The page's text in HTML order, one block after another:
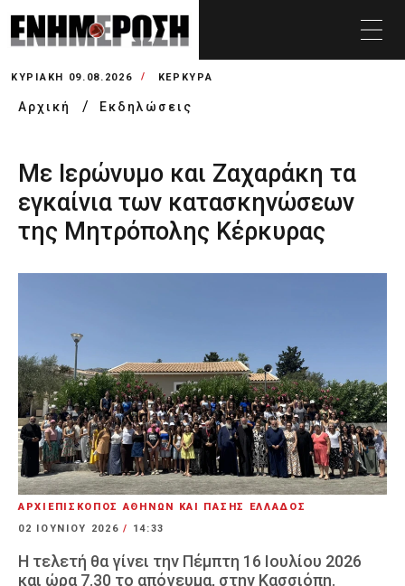
ΚΥΡΙΑΚΉ 09.08.2026 ΚΕΡΚΥΡΑ
Αρχική Εκδηλώσεις
Με Ιερώνυμο και Ζαχαράκη τα
εγκαίνια των κατασκηνώσεων
της Μητρόπολης Κέρκυρας
ΑΡΧΙΕΠΙΣΚΟΠΟΣ ΑΘΗΝΩΝ ΚΑΙ ΠΑΣΗΣ ΕΛΛΑΔΟΣ
02 ΙΟΥΝΊΟΥ 2026/ 14:33
Η τελετή θα γίνει την Πέμπτη 16 Ιουλίου 2026
και ώρα 7.30 το απόγευμα, στην Κασσιόπη.